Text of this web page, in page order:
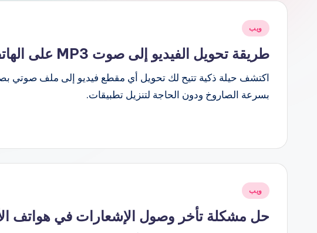
نُشرويب
طريقة تحويل الفيديو إلى صوت MP3 على الهاتف بدون برامج أو مواقع خارجية
بسرعة الصاروخ ودون الحاجة لتنزيل تطبيقات.
نُشرويب
حل مشكلة تأخر وصول الإشعارات في هواتف